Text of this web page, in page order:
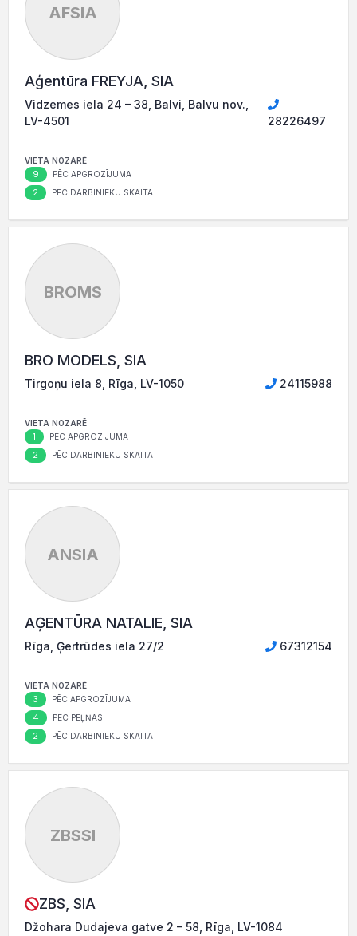
AFSIA
Aģentūra FREYJA, SIA
Vidzemes iela 24 – 38, Balvi, Balvu nov.,
LV-4501
28226497
VIETA NOZARĒ
9 PĒC APGROZĪJUMA
2 PĒC DARBINIEKU SKAITA
BROMS
BRO MODELS, SIA
Tirgoņu iela 8, Rīga, LV-1050 24115988
VIETA NOZARĒ
1 PĒC APGROZĪJUMA
2 PĒC DARBINIEKU SKAITA
ANSIA
AĢENTŪRA NATALIE, SIA
Rīga, Ģertrūdes iela 27/2 67312154
VIETA NOZARĒ
3 PĒC APGROZĪJUMA
4 PĒC PEĻŅAS
2 PĒC DARBINIEKU SKAITA
ZBSSI
ZBS, SIA
Džohara Dudajeva gatve 2 – 58, Rīga, LV-1084